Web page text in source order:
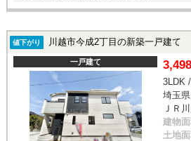
値下がり 川越市今成2丁目の新築一戸建て
一戸建て
3LDK
埼玉
ＪＲ
建物
土地